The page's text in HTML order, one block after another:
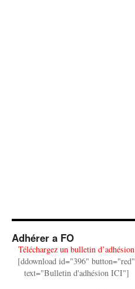
Adhérer a FO
Téléchargez un bulletin d’adhésion
[ddownload id="396" button="red"
text="Bulletin d'adhésion ICI"]